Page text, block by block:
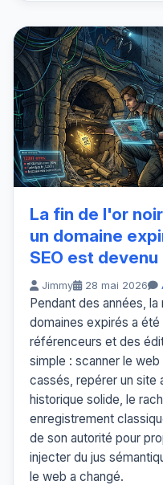
La fin de l'or
un domaine
SEO est
Jimmy 28 mai 2026
Pendant des années,
domaines expirés a
référenceurs et des
simple : scanner le
cassés, repérer un site
historique solide, le
enregistrement
de son autorité pour
injecter du jus
le web a changé.